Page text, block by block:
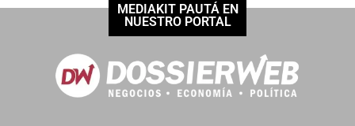
MEDIAKIT PAUTÁ EN
NUESTRO PORTAL